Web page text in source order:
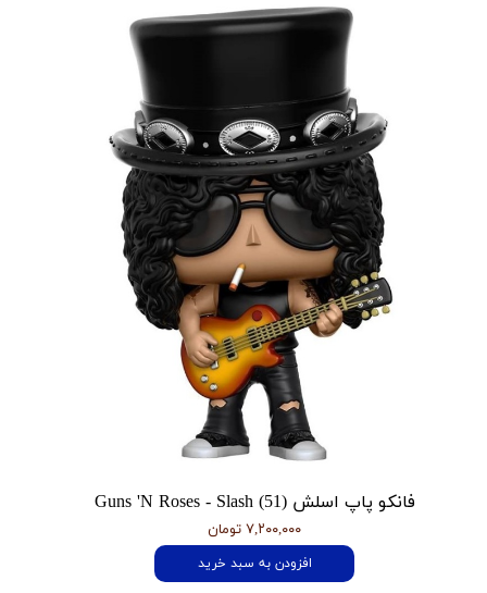
فانکو پاپ اسلش Guns 'N Roses - Slash (51)
۷,۲۰۰,۰۰۰ تومان
افزودن به سبد خرید